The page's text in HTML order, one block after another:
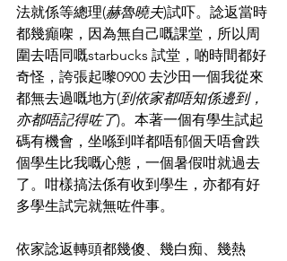
法就係等總理(赫魯曉夫)試吓。諗返當時
都幾癲㗎，因為無自己嘅課堂，所以周
圍去唔同嘅starbucks 試堂，啲時間都好
奇怪，誇張起嚟0900 去沙田一個我從來
都無去過嘅地方(到依家都唔知係邊到，
亦都唔記得咗了)。本著一個有學生試起
碼有機會，坐喺到咩都唔郁個天唔會跌
個學生比我嘅心態，一個暑假咁就過去
了。咁樣搞法係有收到學生，亦都有好
多學生試完就無咗件事。
依家諗返轉頭都幾傻、幾白痴、幾熱